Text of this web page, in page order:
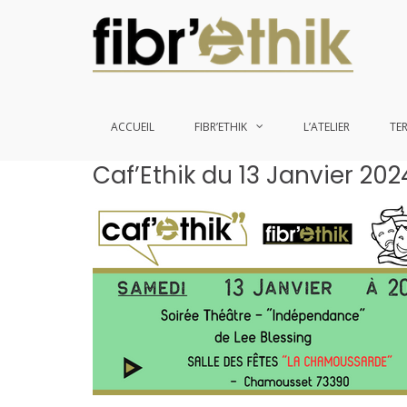
ACCUEIL FIBR’ETHIK L’ATELIER
Caf’Ethik du 13 Janvier